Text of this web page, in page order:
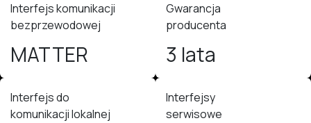
Interfejs komunikacji
bezprzewodowej
MATTER
Gwarancja
producenta
3 lata
Interfejs do
komunikacji lokalnej
Interfejsy
serwisowe